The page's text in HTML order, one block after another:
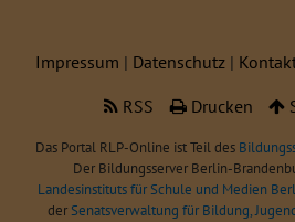
Impressum | Datenschutz |
RSS
Drucken
Das Portal RLP-Online ist Teil des
Der Bildungsserver Berlin-
Landesinstituts für Schule und Medien
derSenatsverwaltung für Bildung,